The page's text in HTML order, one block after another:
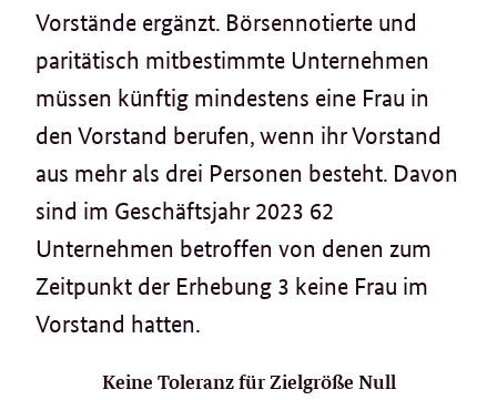
Vorstände ergänzt. Börsennotierte und
paritätisch mitbestimmte Unternehmen
müssen künftig mindestens eine Frau in
den Vorstand berufen, wenn ihr Vorstand
aus mehr als drei Personen besteht. Davon
sind im Geschäftsjahr 2023 62
Unternehmen betroffen von denen zum
Zeitpunkt der Erhebung 3 keine Frau im
Vorstand hatten.
Keine Toleranz für Zielgröße Null